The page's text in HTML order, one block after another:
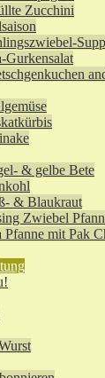
Zucchini
Gurkensalat
& gelbe Bete
& Blaukraut
Zwiebel
Pfanne mit Pak